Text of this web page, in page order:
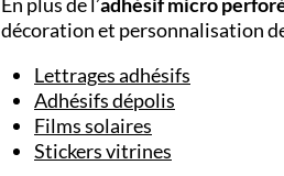
décoration et personnalisation
Lettrages adhésifs
Adhésifs dépolis
Films solaires
Stickers vitrines